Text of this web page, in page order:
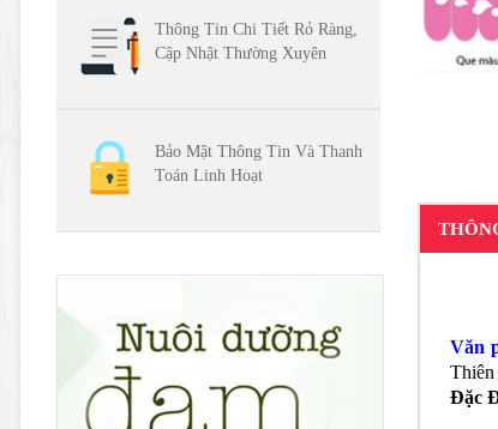
Thông Tin Chi Tiết Rỏ Ràng,
Cập Nhật Thường Xuyên
Bảo Mật Thông Tin Và Thanh
Toán Linh Hoạt
Văn
Thiên
Đặc